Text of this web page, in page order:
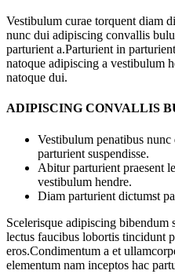
Vestibulum curae torquent diam
nunc dui adipiscing convallis
parturient a.Parturient in
natoque adipiscing a vestibulum
natoque dui.
ADIPISCING CONVALLIS
Vestibulum penatibus
parturient suspendisse.
Abitur parturient praesent
vestibulum hendre.
Diam parturient dictumst
Scelerisque adipiscing bibendum
lectus faucibus lobortis tincidunt
eros.Condimentum a et
elementum nam inceptos hac